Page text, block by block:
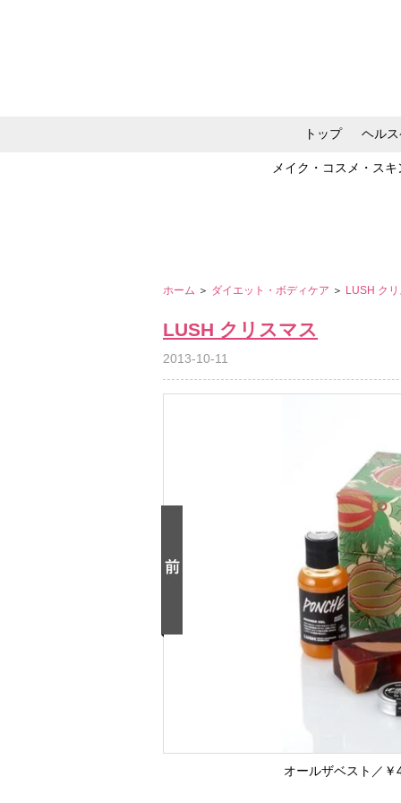
トップ ヘル
メイク・コスメ・ス
ホーム ＞ ダイエット・ボディケア ＞ LUSH ク
LUSH クリスマス
2013-10-11
オールザベスト／